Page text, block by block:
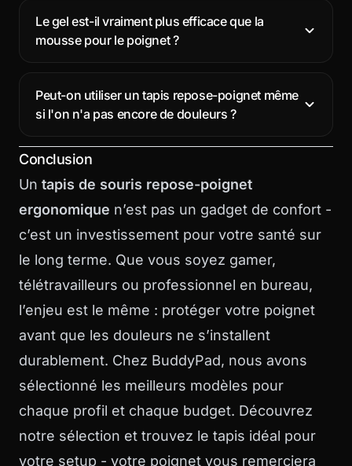
Le gel est-il vraiment plus efficace que la
mousse pour le poignet ?
Peut-on utiliser un tapis repose-poignet même
si l'on n'a pas encore de douleurs ?
Conclusion
Un tapis de souris repose-poignet
ergonomique n’est pas un gadget de confort -
c’est un investissement pour votre santé sur
le long terme. Que vous soyez gamer,
télétravailleurs ou professionnel en bureau,
l’enjeu est le même : protéger votre poignet
avant que les douleurs ne s’installent
durablement. Chez BuddyPad, nous avons
sélectionné les meilleurs modèles pour
chaque profil et chaque budget. Découvrez
notre sélection et trouvez le tapis idéal pour
votre setup - votre poignet vous remerciera